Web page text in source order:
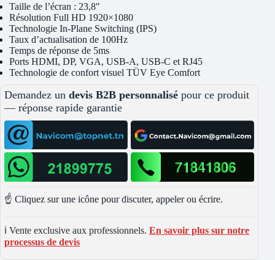
Taille de l’écran : 23,8″
Résolution Full HD 1920×1080
Technologie In-Plane Switching (IPS)
Taux d’actualisation de 100Hz
Temps de réponse de 5ms
Ports HDMI, DP, VGA, USB-A, USB-C et RJ45
Technologie de confort visuel TÜV Eye Comfort
Demandez un devis B2B personnalisé pour ce produit
— réponse rapide garantie
☝️ Cliquez sur une icône pour discuter, appeler ou écrire.
ℹ️ Vente exclusive aux professionnels. En savoir plus sur notre
processus de devis